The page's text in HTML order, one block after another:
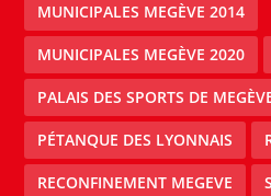
MUNICIPALES MEGÈVE 2014
MUNICIPALES MEGÈVE 2020
PALAIS DES SPORTS DE
PÉTANQUE DES LYONNAIS
RECONFINEMENT MEGEVE